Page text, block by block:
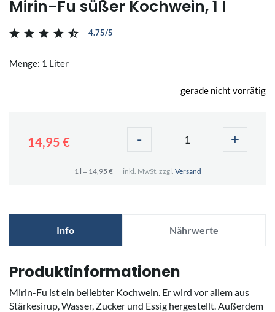
Mirin-Fu süßer Kochwein, 1 l
4.75/5
Menge: 1 Liter
gerade nicht vorrätig
14,95 € - +
1 l = 14,95 € inkl. MwSt. zzgl. Versand
Info Nährwerte
Produktinformationen
Mirin-Fu ist ein beliebter Kochwein. Er wird vor allem aus
Stärkesirup, Wasser, Zucker und Essig hergestellt. Außerdem